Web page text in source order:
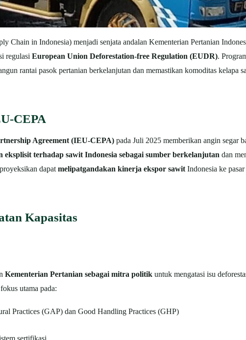
Chain in Indonesia) menjadi senjata andalan Kementerian Pertanian
regulasi European Union Deforestation-free Regulation (EUDR).
rantai pasok pertanian berkelanjutan dan memastikan komoditas kelapa
CEPA
Agreement (IEU-CEPA) pada Juli 2025 memberikan angin segar
eksplisit terhadap sawit Indonesia sebagai sumber berkelanjutan dan
dapatmelipatgandakan kinerja ekspor sawitIndonesia ke
Kapasitas
Kementerian Pertanian sebagai mitra politik untuk mengatasi isu
utama pada:
Practices (GAP) dan Good Handling Practices (GHP)
sertifikasi